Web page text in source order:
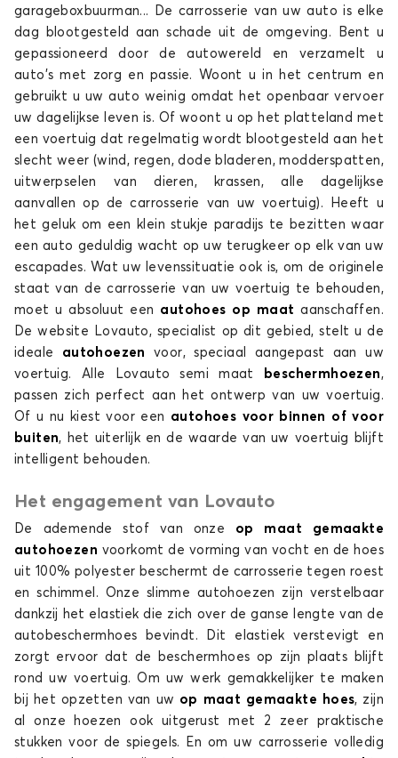
Autohoes voor ALFA ROMEO 147
156
Autohoes voor ALFA ROMEO 156
159
Autohoes voor ALFA ROMEO 159
166
Autohoes voor ALFA ROMEO 166
4C
garageboxbuurman... De carrosserie van uw auto is elke
dag blootgesteld aan schade uit de omgeving. Bent u
gepassioneerd door de autowereld en verzamelt u
auto's met zorg en passie. Woont u in het centrum en
gebruikt u uw auto weinig omdat het openbaar vervoer
uw dagelijkse leven is. Of woont u op het platteland met
een voertuig dat regelmatig wordt blootgesteld aan het
slecht weer (wind, regen, dode bladeren, modderspatten,
uitwerpselen van dieren, krassen, alle dagelijkse
aanvallen op de carrosserie van uw voertuig). Heeft u
het geluk om een klein stukje paradijs te bezitten waar
een auto geduldig wacht op uw terugkeer op elk van uw
escapades. Wat uw levenssituatie ook is, om de originele
staat van de carrosserie van uw voertuig te behouden,
moet u absoluut een autohoes op maataanschaffen.
De website Lovauto, specialist op dit gebied, stelt u de
ideale autohoezen
voor, speciaal aangepast aan uw
voertuig. Alle Lovauto semi maat
beschermhoezen,
passen zich perfect aan het ontwerp van uw voertuig.
Of u nu kiest voor een autohoes voor binnen of voor
buiten, het uiterlijk en de waarde van uw voertuig blijft
intelligent behouden.
Het engagement van Lovauto
De ademende stof van onze op maat gemaakte
autohoezen voorkomt de vorming van vocht en de hoes
uit 100% polyester beschermt de carrosserie tegen roest
en schimmel. Onze slimme autohoezen zijn verstelbaar
dankzij het elastiek die zich over de ganse lengte van de
autobeschermhoes bevindt. Dit elastiek verstevigt en
zorgt ervoor dat de beschermhoes op zijn plaats blijft
rond uw voertuig. Om uw werk gemakkelijker te maken
bij het opzetten van uw op maat gemaakte hoes, zijn
al onze hoezen ook uitgerust met 2 zeer praktische
stukken voor de spiegels. En om uw carrosserie volledig